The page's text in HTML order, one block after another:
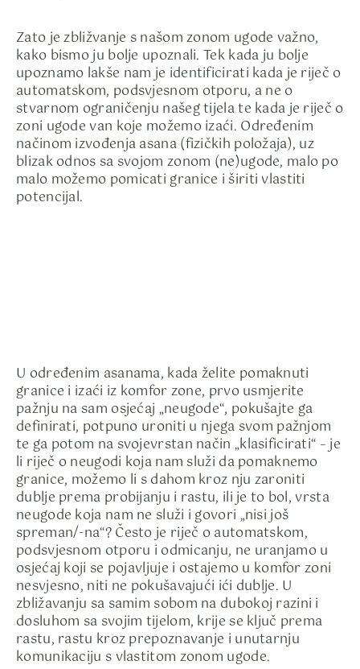
Zato je zbližvanje s našom zonom ugode važno,
kako bismo ju bolje upoznali. Tek kada ju bolje
upoznamo lakše nam je identificirati kada je riječ o
automatskom, podsvjesnom otporu, a ne o
stvarnom ograničenju našeg tijela te kada je riječ o
zoni ugode van koje možemo izaći. Određenim
načinom izvođenja asana (fizičkih položaja), uz
blizak odnos sa svojom zonom (ne)ugode, malo po
malo možemo pomicati granice i širiti vlastiti
potencijal.
U određenim asanama, kada želite pomaknuti
granice i izaći iz komfor zone, prvo usmjerite
pažnju na sam osjećaj „neugode“, pokušajte ga
definirati, potpuno uroniti u njega svom pažnjom
te ga potom na svojevrstan način „klasificirati“ – je
li riječ o neugodi koja nam služi da pomaknemo
granice, možemo li s dahom kroz nju zaroniti
dublje prema probijanju i rastu, ili je to bol, vrsta
neugode koja nam ne služi i govori „nisi još
spreman/-na“? Često je riječ o automatskom,
podsvjesnom otporu i odmicanju, ne uranjamo u
osjećaj koji se pojavljuje i ostajemo u komfor zoni
nesvjesno, niti ne pokušavajući ići dublje. U
zbližavanju sa samim sobom na dubokoj razini i
dosluhom sa svojim tijelom, krije se ključ prema
rastu, rastu kroz prepoznavanje i unutarnju
komunikaciju s vlastitom zonom ugode.